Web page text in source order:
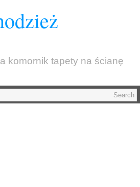
komornik tapety na ścianę